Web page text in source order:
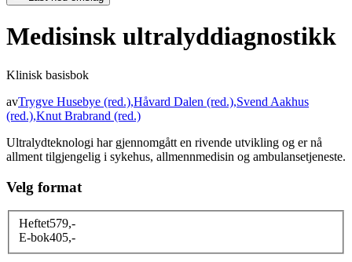
Medisinsk ultralyddiagnostikk
Klinisk basisbok
avTrygve Husebye (red.),Håvard Dalen (red.),Svend Aakhus
(red.),Knut Brabrand (red.)
Ultralydteknologi har gjennomgått en rivende utvikling og er nå
allment tilgjengelig i sykehus, allmennmedisin og ambulansetjeneste.
Velg format
Heftet579,-
E-bok405,-